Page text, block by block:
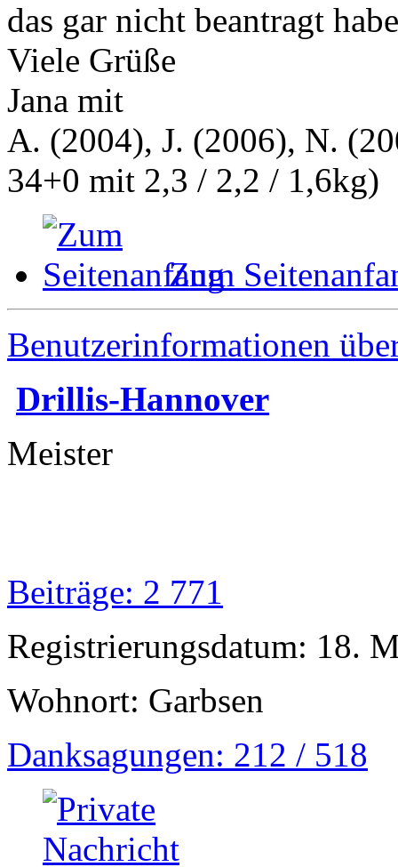
das gar nicht beantragt
Viele Grüße
Jana mit
A. (2004), J. (2006), N.
34+0 mit 2,3 / 2,2 / 1,6kg)
Zum
Benutzerinformationen
Drillis-Hannover
Meister
Beiträge: 2 771
Registrierungsdatum: 18.
Wohnort: Garbsen
Danksagungen: 212 / 518